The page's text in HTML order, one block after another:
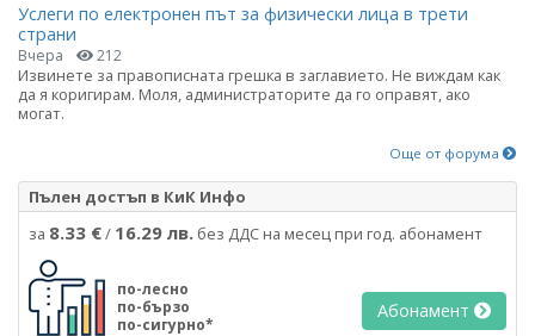
Услеги по електронен път за физически лица в трети
страни
Вчера 212
Извинете за правописната грешка в заглавието. Не виждам как
да я коригирам. Моля, администраторите да го оправят, ако
могат.
Още от форума
Пълен достъп в КиК Инфо
за 8.33 €/ 16.29 лв. без ДДС на месец при год. абонамент
по-лесно
по-бързо
по-сигурно*
Абонамент